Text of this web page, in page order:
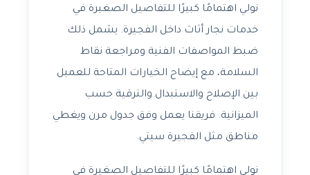
نولي اهتمامًا كبيرًا للتفاصيل الصغيرة في
خدمات نجار أثاث داخل الفجيرة. يشمل ذلك
ضبط المواصفات الفنية ومراجعة نقاط
السلامة، مع إيضاح الخيارات المتاحة للعميل
بين الإصلاح والاستبدال والترقية حسب
الميزانية. فريقنا يعمل وفق جدول مرن ويغطي
مناطق مثل الفجيرة سيتي.
نولي اهتمامًا كبيرًا للتفاصيل الصغيرة في